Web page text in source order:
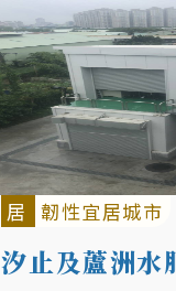
居 韌性宜居城市
汐止及蘆洲水